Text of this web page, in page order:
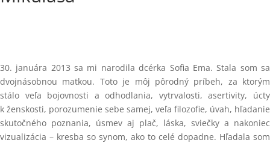
30. januára 2013 sa mi narodila dcérka Sofia Ema. Stala som sa
dvojnásobnou matkou. Toto je môj pôrodný príbeh, za ktorým
stálo veľa bojovnosti a odhodlania, vytrvalosti, asertivity, úcty
k ženskosti, porozumenie sebe samej, veľa filozofie, úvah, hľadanie
skutočného poznania, úsmev aj plač, láska, sviečky a nakoniec
vizualizácia – kresba so synom, ako to celé dopadne. Hľadala som